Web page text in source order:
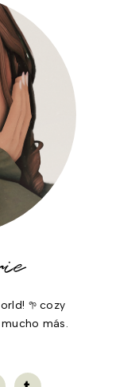
𖧧 cozy
más.